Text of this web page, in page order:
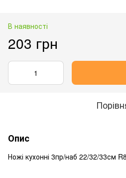
В наявності
203 грн
Опис
Ножі кухонні 3пр/наб 22/32/33см